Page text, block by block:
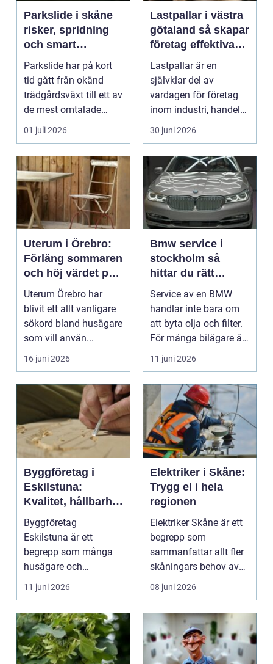
Parkslide i skåne
risker, spridning
och smart
bekämpning
Parkslide har på kort
tid gått från okänd
trädgårdsväxt till ett av
de mest omtalade
problemen i sve...
01 juli 2026
Lastpallar i västra
götaland så skapar
företag effektiva
och hållbara
flöden
Lastpallar är en
självklar del av
vardagen för företag
inom industri, handel
och logistik. Ändå
hamn...
30 juni 2026
Uterum i Örebro:
Förläng sommaren
och höj värdet på
huset
Uterum Örebro har
blivit ett allt vanligare
sökord bland husägare
som vill använ...
16 juni 2026
Bmw service i
stockholm så
hittar du rätt
verkstad för din bil
Service av en BMW
handlar inte bara om
att byta olja och filter.
För många bilägare är
bilen en vikt...
11 juni 2026
Byggföretag i
Eskilstuna:
Kvalitet, hållbarhet
och tryggt
genomförda
projekt
Byggföretag
Eskilstuna är ett
begrepp som många
husägare och
fastighetsäga...
11 juni 2026
Elektriker i Skåne:
Trygg el i hela
regionen
Elektriker Skåne är ett
begrepp som
sammanfattar allt fler
skåningars behov av
s&au...
08 juni 2026